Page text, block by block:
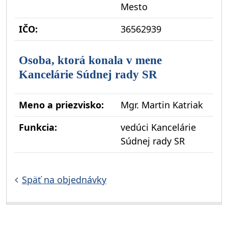
Mesto
IČO:
36562939
Osoba, ktorá konala v mene
Kancelárie Súdnej rady SR
Meno a priezvisko:
Mgr. Martin Katriak
Funkcia:
vedúci Kancelárie
Súdnej rady SR
Späť na objednávky